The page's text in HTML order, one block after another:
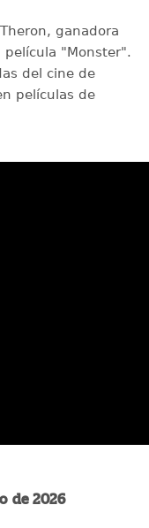
ganadora
película "Monster".
del cine de
películas de
de 2026